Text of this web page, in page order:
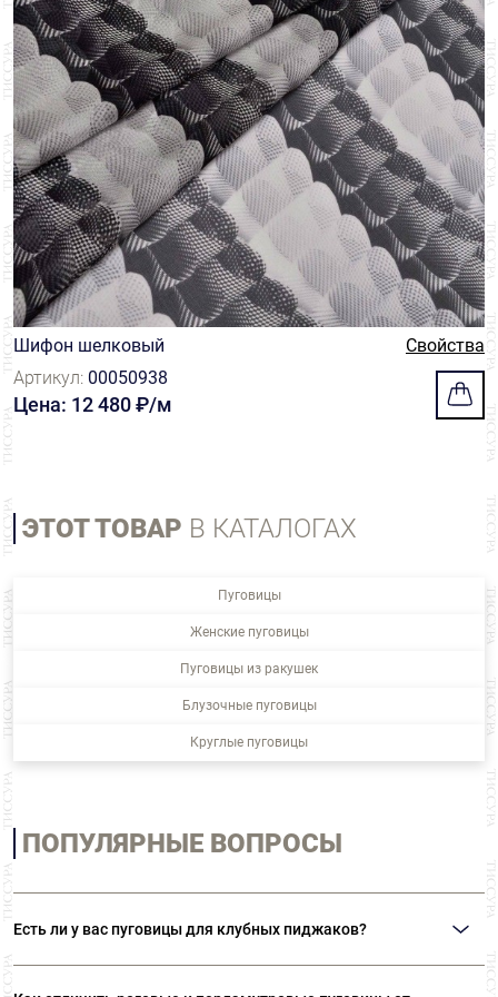
Шифон шелковый
Свойства
Артикул: 00050938
Цена: 12 480 ₽/м
ЭТОТ ТОВАР В КАТАЛОГАХ
Пуговицы
Женские пуговицы
Пуговицы из ракушек
Блузочные пуговицы
Круглые пуговицы
ПОПУЛЯРНЫЕ ВОПРОСЫ
Есть ли у вас пуговицы для клубных пиджаков?
изображением гербов и различной символикой. Также вы можете